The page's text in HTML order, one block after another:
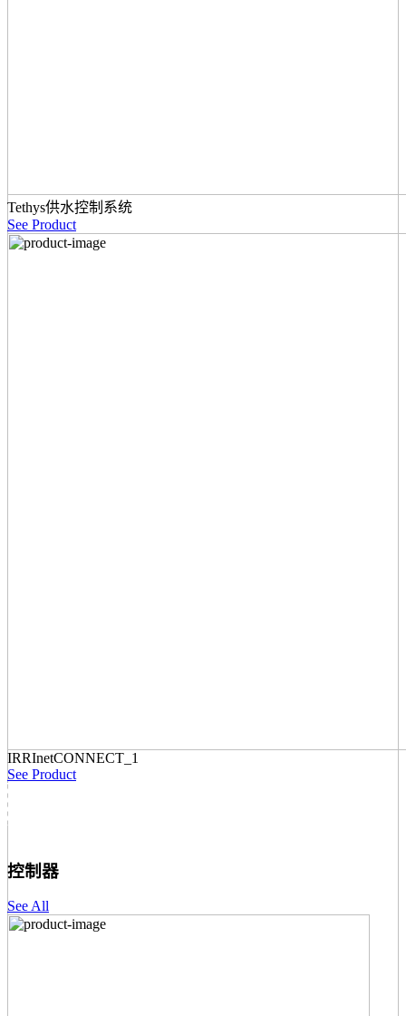
Tethys供水控制系统
See Product
IRRInetCONNECT_1
See Product
控制器
See All